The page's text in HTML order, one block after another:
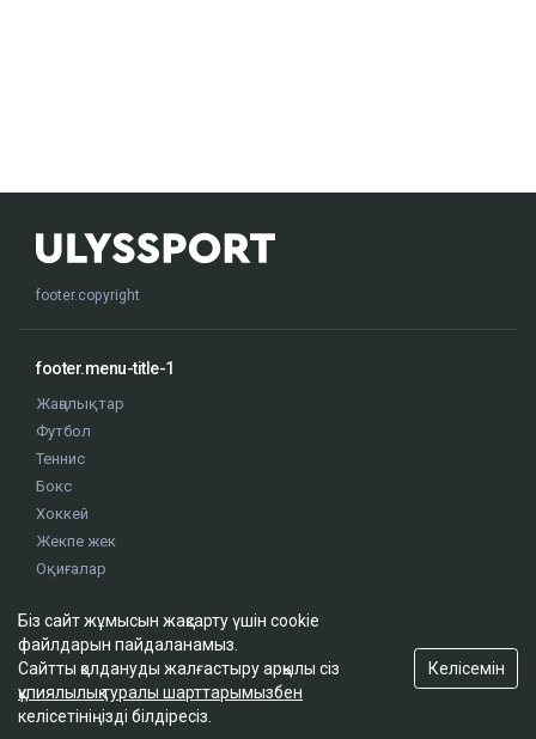
footer.copyright
footer.menu-title-1
Жаңалықтар
Футбол
Теннис
Бокс
Хоккей
Жекпе жек
Оқиғалар
footer.menu-title-2
О проекте
Правила сайта
Біз сайт жұмысын жақсарту үшін cookie
файлдарын пайдаланамыз.
Сайтты қолдануды жалғастыру арқылы сіз
құпиялылық туралы шарттарымызбен
келісетініңізді білдіресіз.
Келісемін